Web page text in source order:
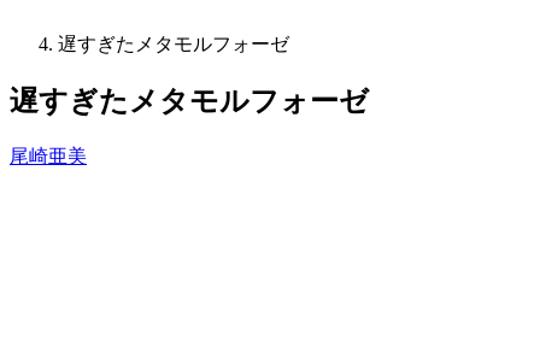
遅すぎたメタモルフォーゼ
遅すぎたメタモルフォーゼ
尾崎亜美